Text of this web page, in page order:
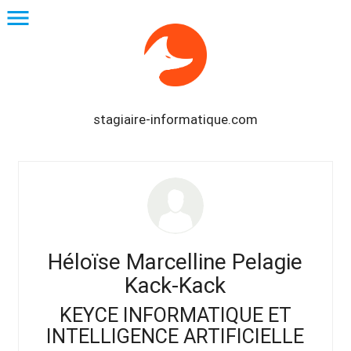
menu
stagiaire-informatique.com
Héloïse Marcelline Pelagie
Kack-Kack
KEYCE INFORMATIQUE ET
INTELLIGENCE ARTIFICIELLE